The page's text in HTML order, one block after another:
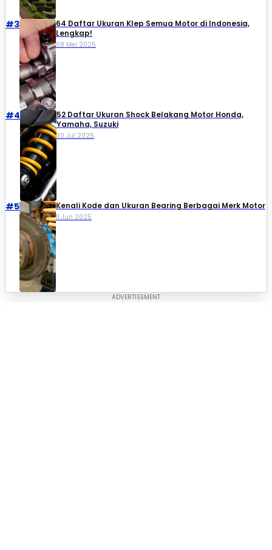
#3
64 Daftar Ukuran Klep Semua Motor di Indonesia,
Lengkap!
08 Mei 2025
#4
52 Daftar Ukuran Shock Belakang Motor Honda,
Yamaha, Suzuki​
30 Jul 2025
#5 Kenali Kode dan Ukuran Bearing Berbagai Merk Motor
11 Jun 2025